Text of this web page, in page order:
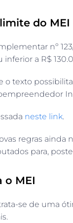
do MEI
nº
a R$
texto
neste link.
regras ainda
para,
o MEI
se de uma